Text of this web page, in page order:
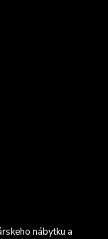
nábytku a